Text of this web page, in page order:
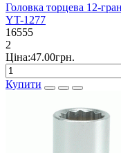
Головка торцева 12-
YT-1277
16555
2
Ціна:47.00грн.
Купити